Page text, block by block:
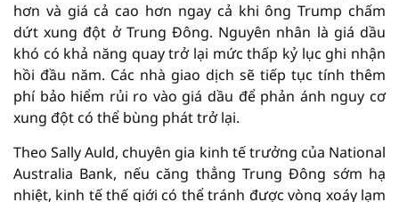
hơn và giá cả cao hơn ngay cả khi ông Trump chấm
dứt xung đột ở Trung Đông. Nguyên nhân là giá dầu
khó có khả năng quay trở lại mức thấp kỷ lục ghi nhận
hồi đầu năm. Các nhà giao dịch sẽ tiếp tục tính thêm
phí bảo hiểm rủi ro vào giá dầu để phản ánh nguy cơ
xung đột có thể bùng phát trở lại.
Theo Sally Auld, chuyên gia kinh tế trưởng của National
Australia Bank, nếu căng thẳng Trung Đông sớm hạ
nhiệt, kinh tế thế giới có thể tránh được vòng xoáy lạm